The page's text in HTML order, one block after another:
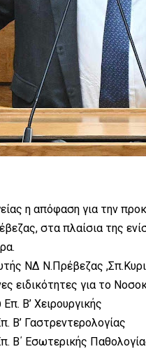
η απόφαση για την
στα πλαίσια της
ΝΔ Ν.Πρέβεζας
ειδικότητες για το
Β’ Χειρουργικής
Β’ Γαστρεντερολογίας
Β΄ Εσωτερικής